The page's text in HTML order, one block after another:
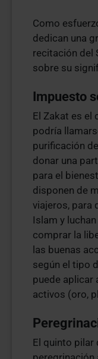
Como
dedican una
recitación del
sobre su
Impuesto
El Zakat es el
podría
purificación
donar una
para el
disponen de
viajeros, para
Islam y
comprar la
las buenas
según el tipo
puede aplicar
activos (oro,
El quinto pilar